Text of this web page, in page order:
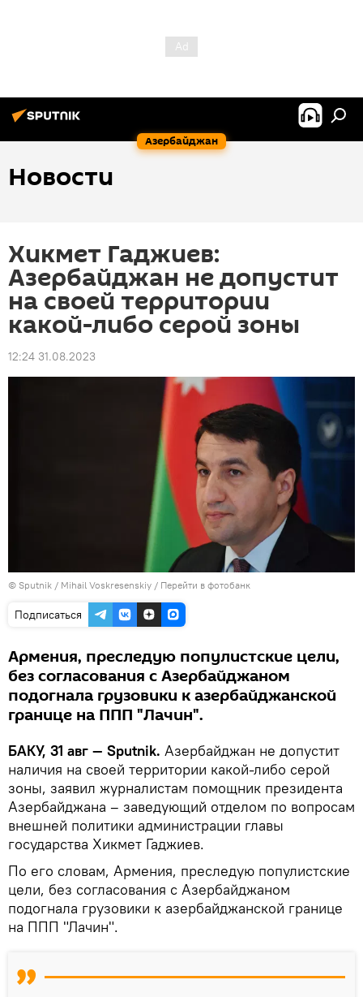
Азербайджан
Новости
Хикмет Гаджиев:
Азербайджан не допустит
на своей территории
какой-либо серой зоны
12:24 31.08.2023
© Sputnik / Mihail Voskresenskiy / Перейти в фотобанк
Подписаться
Армения, преследую популистские цели,
без согласования с Азербайджаном
подогнала грузовики к азербайджанской
границе на ППП "Лачин".
БАКУ, 31 авг — Sputnik. Азербайджан не допустит
наличия на своей территории какой-либо серой
зоны, заявил журналистам помощник президента
Азербайджана – заведующий отделом по вопросам
внешней политики администрации главы
государства Хикмет Гаджиев.
По его словам, Армения, преследую популистские
цели, без согласования с Азербайджаном
подогнала грузовики к азербайджанской границе
на ППП "Лачин".